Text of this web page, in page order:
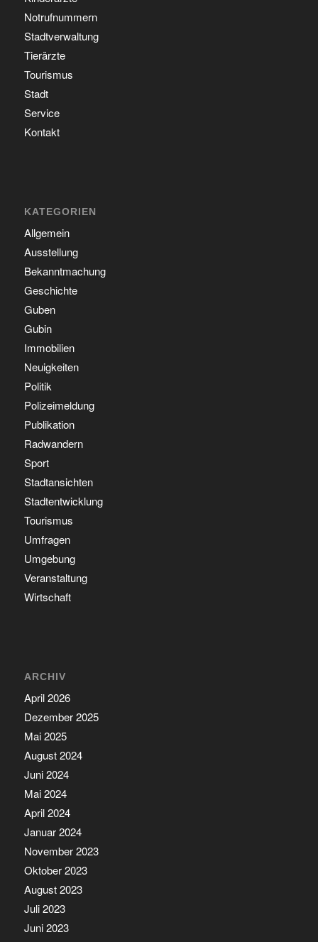
Notrufnummern
Stadtverwaltung
Tierärzte
Tourismus
Stadt
Service
Kontakt
KATEGORIEN
Allgemein
Ausstellung
Bekanntmachung
Geschichte
Guben
Gubin
Immobilien
Neuigkeiten
Politik
Polizeimeldung
Publikation
Radwandern
Sport
Stadtansichten
Stadtentwicklung
Tourismus
Umfragen
Umgebung
Veranstaltung
Wirtschaft
ARCHIV
April 2026
Dezember 2025
Mai 2025
August 2024
Juni 2024
Mai 2024
April 2024
Januar 2024
November 2023
Oktober 2023
August 2023
Juli 2023
Juni 2023